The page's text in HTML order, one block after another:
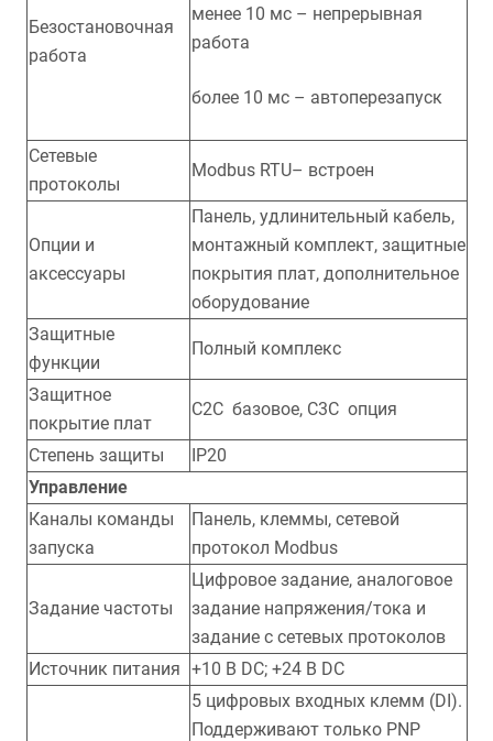
Безостановочная
работа
менее 10 мс – непрерывная
работа
более 10 мс – автоперезапуск
Сетевые
протоколы
Modbus RTU– встроен
Опции и
аксессуары
Панель, удлинительный кабель,
монтажный комплект, защитные
покрытия плат, дополнительное
оборудование
Защитные
функции
Полный комплекс
Защитное
покрытие плат
С2С базовое, С3С опция
Степень защиты
IP20
Управление
Каналы команды
запуска
Панель, клеммы, сетевой
протокол Modbus
Задание частоты
Цифровое задание, аналоговое
задание напряжения/тока и
задание с сетевых протоколов
Источник питания +10 В DC; +24 В DC
5 цифровых входных клемм (DI).
Поддерживают только PNP